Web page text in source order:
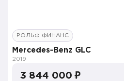
РОЛЬФ ФИНАНС
Mercedes-Benz GLC
2019
3 844 000 ₽